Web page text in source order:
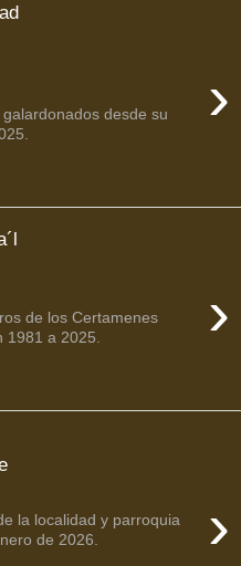
›
desde su
›
de los Certamenes
a 2025.
›
la localidad y parroquia
de 2026.